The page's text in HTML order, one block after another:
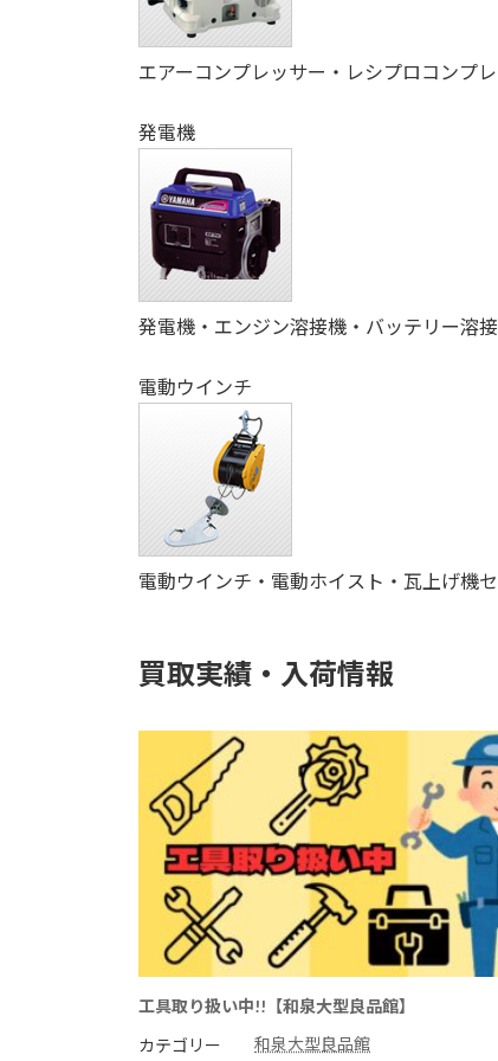
エアーコンプレッサー・レシプロコンプ
発電機
発電機・エンジン溶接機・バッテリー溶
電動ウインチ
電動ウインチ・電動ホイスト・瓦上げ機
買取実績・入荷情報
工具取り扱い中!!【和泉大型良品館】
カテゴリー
和泉大型良品館